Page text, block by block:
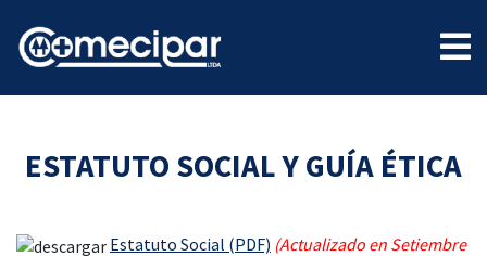
ESTATUTO SOCIAL YGUÍA ÉTICA
Estatuto Social (PDF) (Actualizado en Setiembre